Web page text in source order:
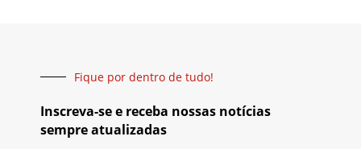
Fique por dentro de tudo!
Inscreva-se e receba nossas notícias
sempre atualizadas